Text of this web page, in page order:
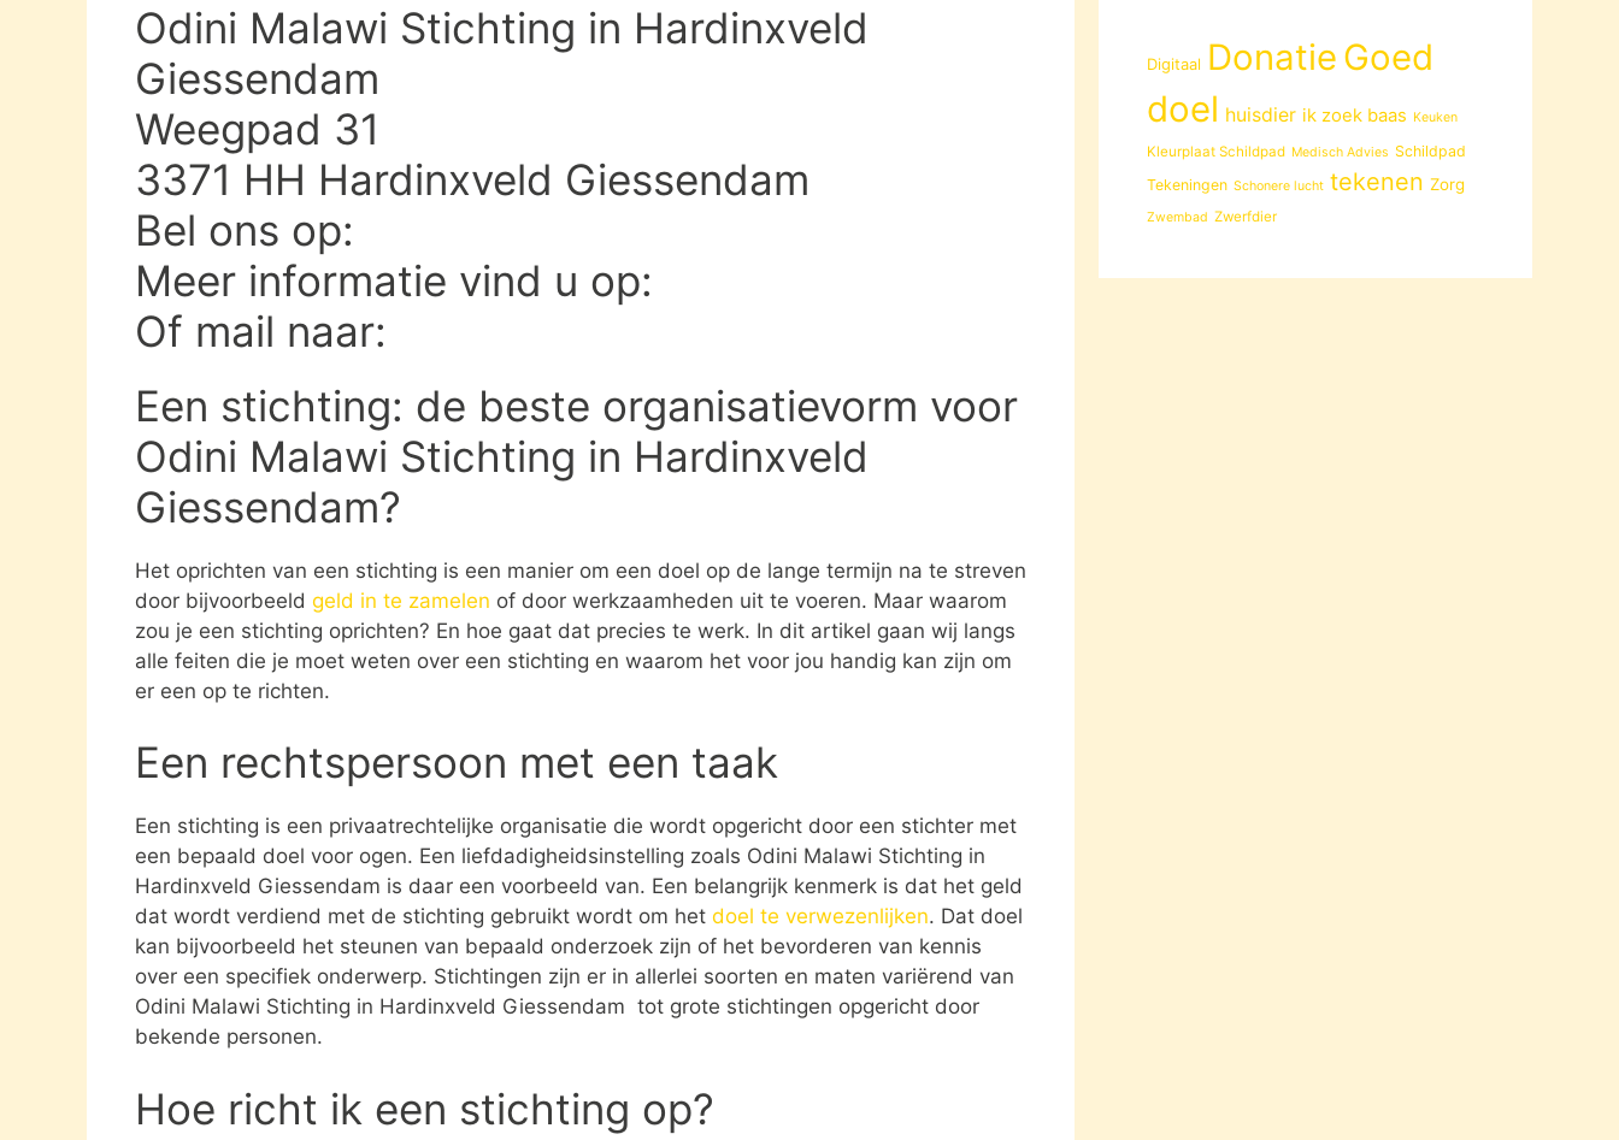
Odini Malawi Stichting in Hardinxveld
Giessendam
Weegpad 31
3371 HH Hardinxveld Giessendam
Bel ons op:
Meer informatie vind u op:
Of mail naar:
Een stichting: de beste organisatievorm voor
Odini Malawi Stichting in Hardinxveld
Giessendam?
Het oprichten van een stichting is een manier om een doel op de lange termijn na te streven
door bijvoorbeeld geld in te zamelen of door werkzaamheden uit te voeren. Maar waarom
zou je een stichting oprichten? En hoe gaat dat precies te werk. In dit artikel gaan wij langs
alle feiten die je moet weten over een stichting en waarom het voor jou handig kan zijn om
er een op te richten.
Een rechtspersoon met een taak
Een stichting is een privaatrechtelijke organisatie die wordt opgericht door een stichter met
een bepaald doel voor ogen. Een liefdadigheidsinstelling zoals Odini Malawi Stichting in
Hardinxveld Giessendam is daar een voorbeeld van. Een belangrijk kenmerk is dat het geld
dat wordt verdiend met de stichting gebruikt wordt om het doel te verwezenlijken. Dat doel
kan bijvoorbeeld het steunen van bepaald onderzoek zijn of het bevorderen van kennis
over een specifiek onderwerp. Stichtingen zijn er in allerlei soorten en maten variërend van
Odini Malawi Stichting in Hardinxveld Giessendam tot grote stichtingen opgericht door
bekende personen.
Hoe richt ik een stichting op?
Digitaal Donatie Goed
doel huisdier ik zoek baas Keuken
Kleurplaat Schildpad Medisch Advies Schildpad
Tekeningen Schonere lucht tekenen Zorg
Zwembad Zwerfdier